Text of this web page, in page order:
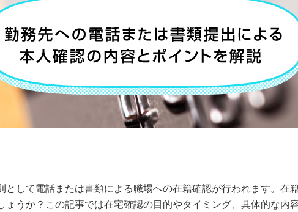
として電話または書類による職場への在籍確認が行われます。在
ょうか？この記事では在宅確認の目的やタイミング、具体的な内